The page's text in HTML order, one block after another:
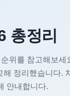
총정리
위를 참고해보세
정리했습니다.
안내합니다.